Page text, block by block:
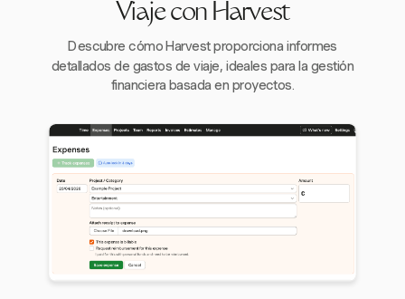
Viaje con Harvest
Descubre cómo Harvest proporciona informes
detallados de gastos de viaje, ideales para la gestión
financiera basada en proyectos.